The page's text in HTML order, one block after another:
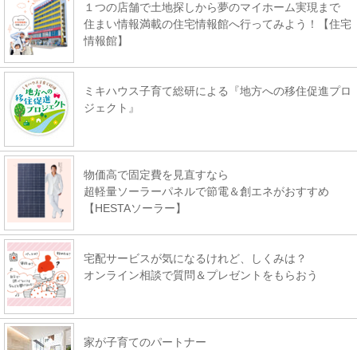
１つの店舗で土地探しから夢のマイホーム実現まで
住まい情報満載の住宅情報館へ行ってみよう！【住宅
情報館】
ミキハウス子育て総研による『地方への移住促進プロ
ジェクト』
物価高で固定費を見直すなら
超軽量ソーラーパネルで節電＆創エネがおすすめ
【HESTAソーラー】
宅配サービスが気になるけれど、しくみは？
オンライン相談で質問＆プレゼントをもらおう
家が子育てのパートナー